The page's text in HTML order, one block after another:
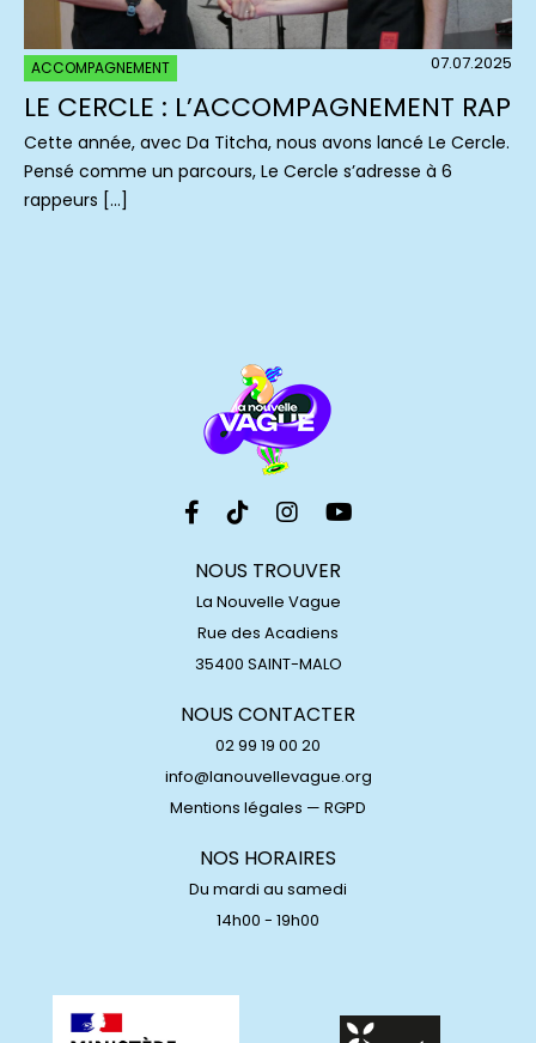
ACCOMPAGNEMENT 07.07.2025
LE CERCLE : L’ACCOMPAGNEMENT RAP
Cette année, avec Da Titcha, nous avons lancé Le Cercle.
Pensé comme un parcours, Le Cercle s’adresse à 6
rappeurs […]
NOUS TROUVER
La Nouvelle Vague
Rue des Acadiens
35400 SAINT-MALO
NOUS CONTACTER
02 99 19 00 20
info@lanouvellevague.org
Mentions légales — RGPD
NOS HORAIRES
Du mardi au samedi
14h00 - 19h00